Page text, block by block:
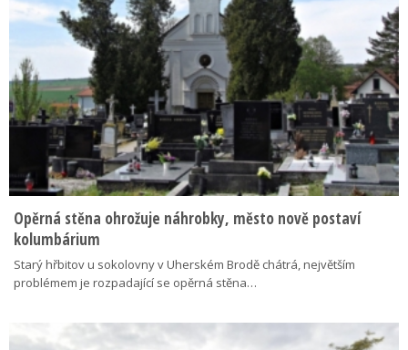
Opěrná stěna ohrožuje náhrobky, město nově postaví
kolumbárium
Starý hřbitov u sokolovny v Uherském Brodě chátrá, největším
problémem je rozpadající se opěrná stěna…